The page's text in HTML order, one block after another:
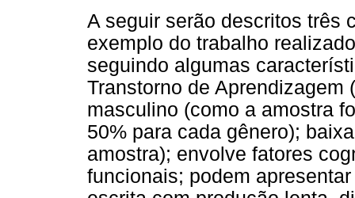
A seguir serão descritos três
exemplo do trabalho
seguindo algumas
Transtorno de Aprendizagem
masculino (como a amostra
50% para cada gênero);
amostra); envolve fatores
funcionais; podem